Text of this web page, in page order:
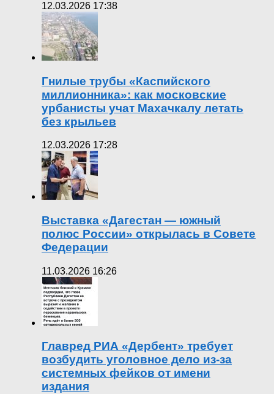
12.03.2026 17:38
Гнилые трубы «Каспийского
миллионника»: как московские
урбанисты учат Махачкалу летать
без крыльев
12.03.2026 17:28
Выставка «Дагестан — южный
полюс России» открылась в Совете
Федерации
11.03.2026 16:26
Главред РИА «Дербент» требует
возбудить уголовное дело из-за
системных фейков от имени
издания